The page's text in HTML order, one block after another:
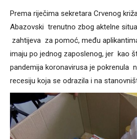
Prema riječima sekretara Crvenog
Abazovski trenutno zbog aktelne
zahtijeva za pomoć, među
imaju po jednog zaposlenog, jer kao
pandemija koronavirusa je pokrenula
recesiju koja se odrazila i na